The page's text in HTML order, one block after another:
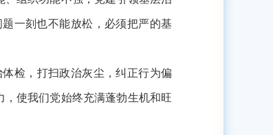
一刻也不能放松，必须把严的基
检，打扫政治灰尘，纠正行为偏
使我们党始终充满蓬勃生机和旺